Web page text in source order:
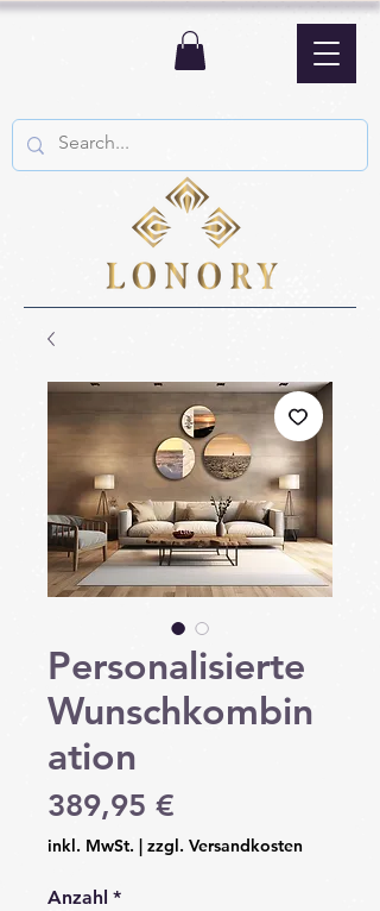
Personalisierte
Wunschkombin
ation
389,95 €
inkl. MwSt. zzgl. Versandkosten
Anzahl *